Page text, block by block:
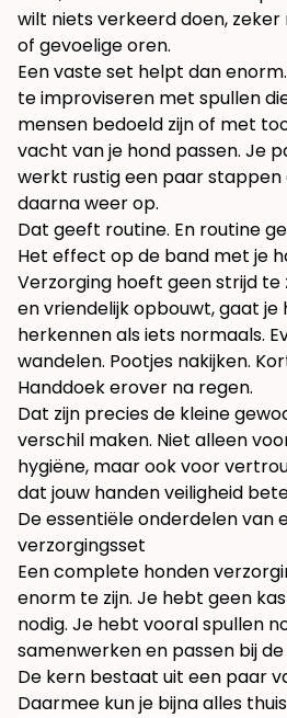
wilt niets verkeerd doen, zeker
of gevoelige oren.
Een vaste set helpt dan
te improviseren met spullen
mensen bedoeld zijn of met
vacht van je hond passen. Je
werkt rustig een paar
daarna weer op.
Dat geeft routine. En routine
Het effect op de band met je
Verzorging hoeft geen strijd te
en vriendelijk opbouwt, gaat
herkennen als iets normaals.
wandelen. Pootjes nakijken.
Handdoek erover na regen.
Dat zijn precies de kleine
verschil maken. Niet alleen
hygiëne, maar ook voor
dat jouw handen veiligheid
De essentiële onderdelen van
verzorgingsset
Een complete honden
enorm te zijn. Je hebt geen
nodig. Je hebt vooral spullen
samenwerken en passen bij
De kern bestaat uit een paar
Daarmee kun je bijna alles